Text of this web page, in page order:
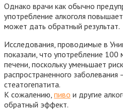
Однако врачи как обычно
употребление алкоголя
может дать обратный результат.
Исследования, проводимые в
показали, что употребление 100
печени, поскольку уменьшает
распространенного заболевания
стеатогепатита.
К сожалению, пиво и другие
обратный эффект.